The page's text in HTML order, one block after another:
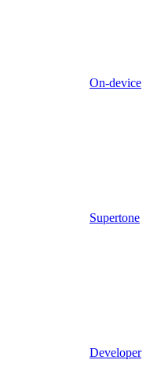
On-device
Supertone
Developer